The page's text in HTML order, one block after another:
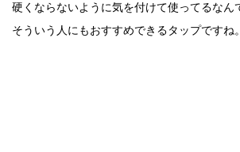
硬くならないように気を付けて使ってるなん
そういう人にもおすすめできるタップですね。